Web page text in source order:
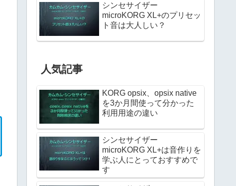
シンセサイザー
microKORG XL+のプリセッ
ト音は大人しい？
人気記事
KORG opsix、opsix native
を3か月間使って分かった
利用用途の違い
シンセサイザー
microKORG XL+は音作りを
学ぶ人にとっておすすめで
す